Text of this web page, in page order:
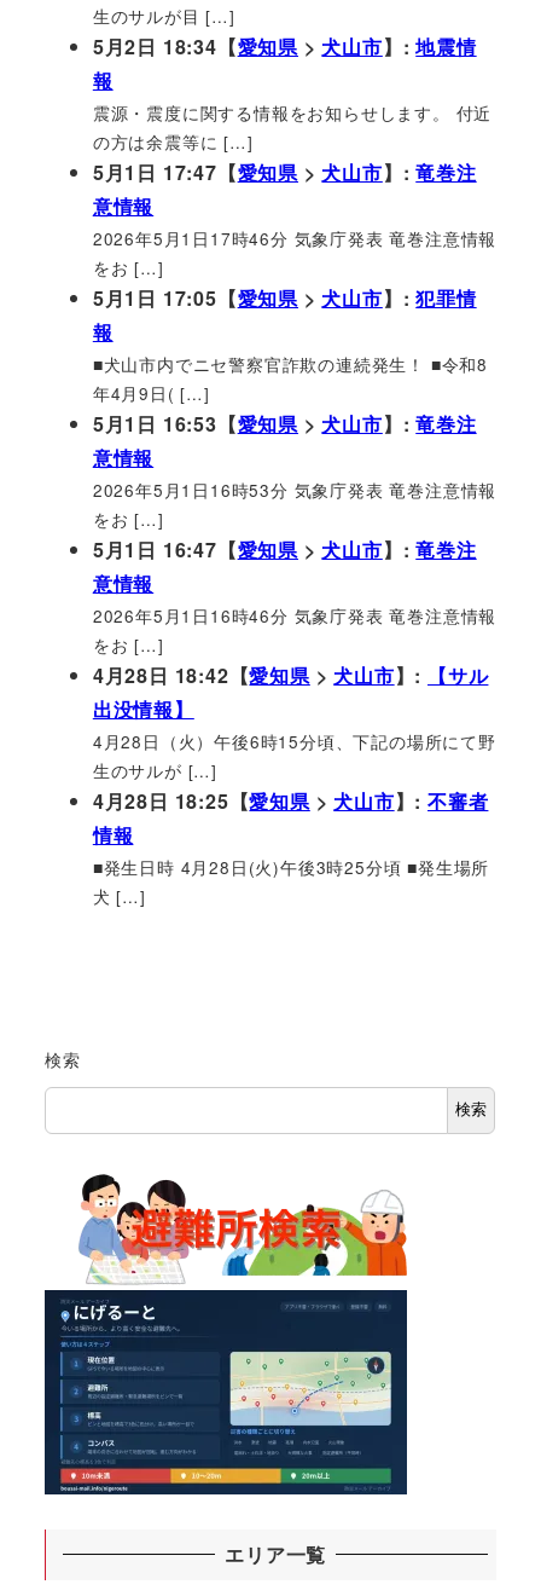
生のサルが目 […]
5月2日 18:34【愛知県 > 犬山市】:地震情
報
震源・震度に関する情報をお知らせします。 付近
の方は余震等に […]
5月1日 17:47【愛知県 > 犬山市】:竜巻注
意情報
2026年5月1日17時46分 気象庁発表 竜巻注意情報
をお […]
5月1日 17:05【愛知県 > 犬山市】:犯罪情
報
■犬山市内でニセ警察官詐欺の連続発生！ ■令和8
年4月9日( […]
5月1日 16:53【愛知県 > 犬山市】:竜巻注
意情報
2026年5月1日16時53分 気象庁発表 竜巻注意情報
をお […]
5月1日 16:47【愛知県 > 犬山市】:竜巻注
意情報
2026年5月1日16時46分 気象庁発表 竜巻注意情報
をお […]
4月28日 18:42【愛知県 > 犬山市】:
【サル
出没情報】
4月28日（火）午後6時15分頃、下記の場所にて野
生のサルが […]
4月28日 18:25【愛知県 > 犬山市】:不審者
情報
■発生日時 4月28日(火)午後3時25分頃 ■発生場所
犬 […]
検索
検索
エリア一覧